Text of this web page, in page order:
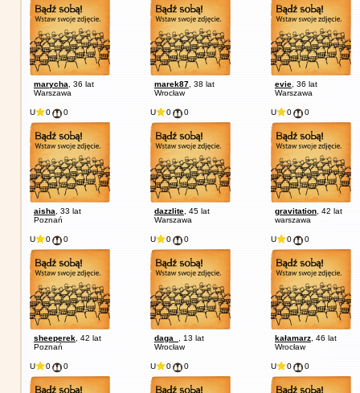
marycha , 36 lat
Warszawa
marek87 , 38 lat
Wrocław
evie , 36 lat
Warszawa
U 0 0
aisha , 33 lat
Poznań
U 0 0
dazzlite , 45 lat
Warszawa
U 0 0
gravitation , 42 lat
warszawa
U 0 0
sheeperek , 42 lat
Poznań
U 0 0
daga_
, 13 lat
Wrocław
U 0 0
kałamarz , 46 lat
Wrocław
U 0 0 U 0 0 U 0 0